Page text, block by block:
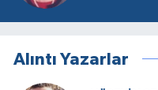
Alıntı Yazarlar